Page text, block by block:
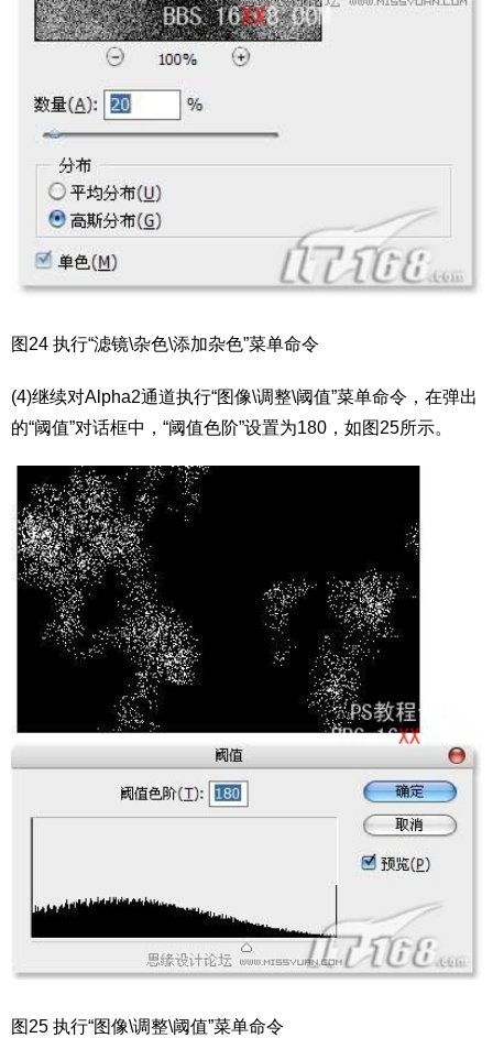
图24 执行“滤镜\杂色\添加杂色”菜单命令
(4)继续对Alpha2通道执行“图像\调整\阈值”菜单命令，在弹出
的“阈值”对话框中，“阈值色阶”设置为180，如图25所示。
图25 执行“图像\调整\阈值”菜单命令